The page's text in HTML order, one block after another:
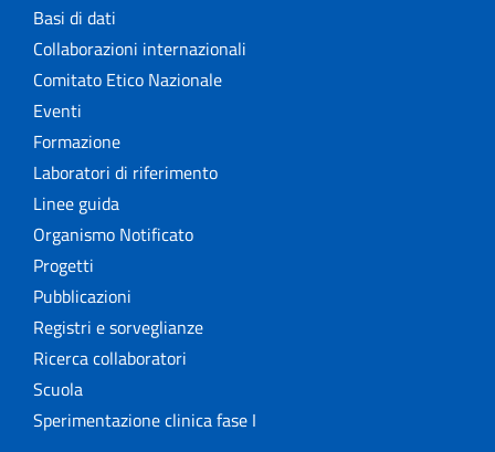
Basi di dati
Collaborazioni internazionali
Comitato Etico Nazionale
Eventi
Formazione
Laboratori di riferimento
Linee guida
Organismo Notificato
Progetti
Pubblicazioni
Registri e sorveglianze
Ricerca collaboratori
Scuola
Sperimentazione clinica fase I